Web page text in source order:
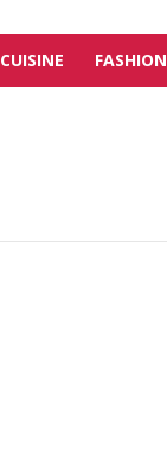
CUISINE FASHION